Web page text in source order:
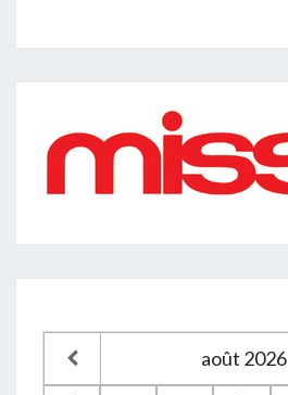
août 2026